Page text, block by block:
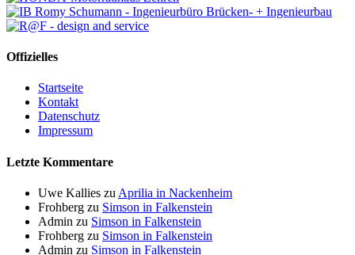
Offizielles
Startseite
Kontakt
Datenschutz
Impressum
Letzte Kommentare
Uwe Kallies zu Aprilia in Nackenheim
Frohberg zu Simson in Falkenstein
Admin zu Simson in Falkenstein
Frohberg zu Simson in Falkenstein
Admin zu Simson in Falkenstein